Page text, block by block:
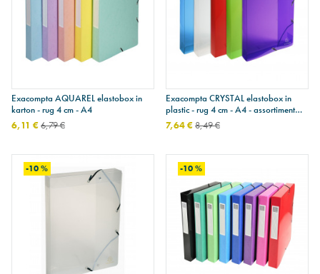
Exacompta AQUAREL elastobox in
karton - rug 4 cm - A4
6,11 €6,79 €
Exacompta CRYSTAL elastobox in
plastic - rug 4 cm - A4 - assortiment
van kleuren
7,64 €8,49 €
-10 % -10 %